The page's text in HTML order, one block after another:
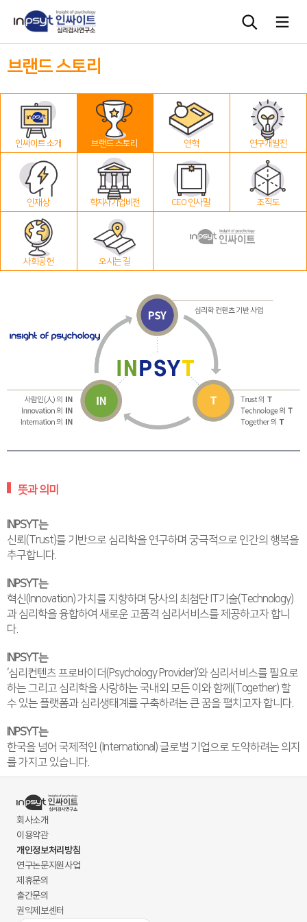
심리검사
상담도구
교육 워크숍
단체검사
브랜드 스토리
인싸이트 소개 브랜드 스토리 연혁 연구개발진
인재상 학지사 기업 비전 CEO 인사말 조직도
사회공헌 오시는 길
뜻과 의미
INPSYT는
신뢰(Trust)를 기반으로 심리학을 연구하며 궁극적으로 인간의 행복을
추구합니다.
INPSYT는
혁신(Innovation) 가치를 지향하며 당사의 최첨단 IT기술(Technology)
과 심리학을 융합하여 새로운 고품격 심리서비스를 제공하고자 합니
다.
INPSYT는
‘심리컨텐츠 프로바이더(Psychology Provider)’와 심리서비스를 필요로
하는 그리고 심리학을 사랑하는 국내외 모든 이와 함께(Together) 할
수 있는 플랫폼과 심리생태계를 구축하려는 큰 꿈을 펼치고자 합니다.
INPSYT는
한국을 넘어 국제적인 (International) 글로벌 기업으로 도약하려는 의지
를 가지고 있습니다.
회사소개
이용약관
개인정보처리방침
연구논문지원사업
제휴문의
출간문의
권익제보센터